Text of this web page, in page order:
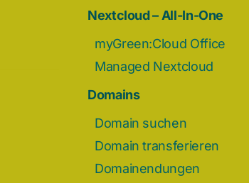
Nextcloud – All-In-One
myGreen:Cloud Office
Managed Nextcloud
Domains
Domain suchen
Domain transferieren
Domainendungen